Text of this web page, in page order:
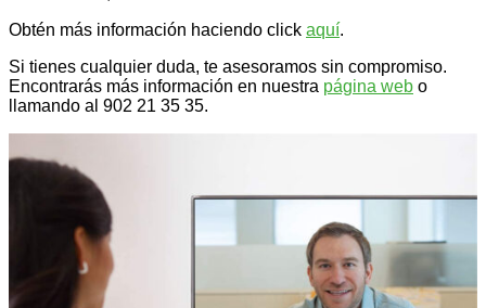
Obtén más información haciendo click aquí.
Si tienes cualquier duda, te asesoramos sin compromiso.
Encontrarás más información en nuestra página web o
llamando al 902 21 35 35.